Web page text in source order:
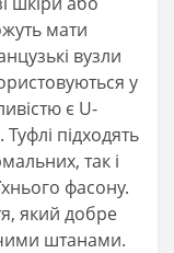
мати
вузли
у
є U-
підходять
так і
фасону.
який добре
штанами.